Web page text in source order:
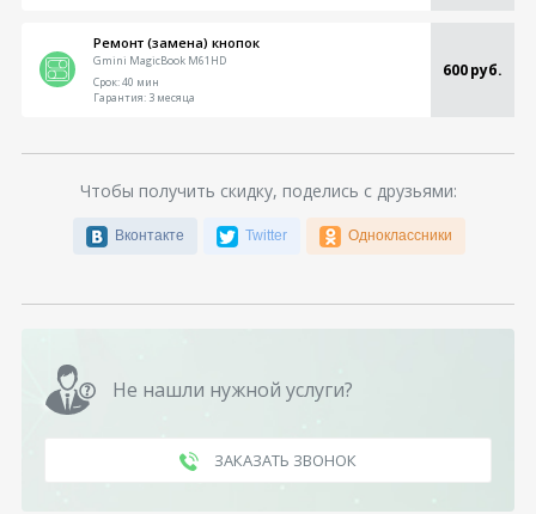
Ремонт (замена) кнопок
Gmini MagicBook M61HD 600 руб.
Срок:40 мин
Гарантия:3 месяца
Чтобы получить скидку, поделись с друзьями:
Вконтакте Twitter Одноклассники
Не нашли нужной услуги?
ЗАКАЗАТЬ ЗВОНОК